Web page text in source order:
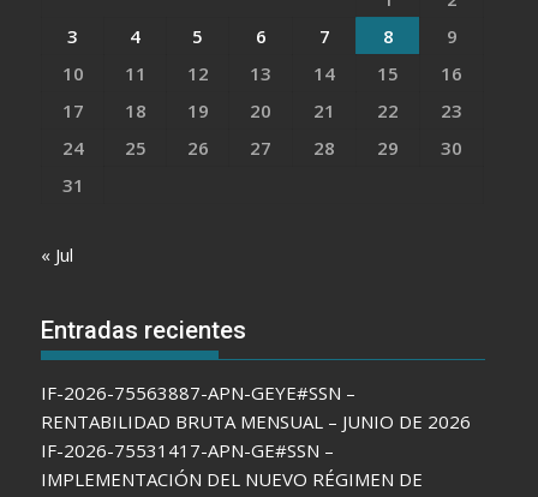
3
4 5 6 7 8
9
10
11 12 13 14 15
16
17
18 19 20 21 22
23
24
25 26 27 28 29
30
31
« Jul
Entradas recientes
IF-2026-75563887-APN-GEYE#SSN –
RENTABILIDAD BRUTA MENSUAL – JUNIO DE 2026
IF-2026-75531417-APN-GE#SSN –
IMPLEMENTACIÓN DEL NUEVO RÉGIMEN DE